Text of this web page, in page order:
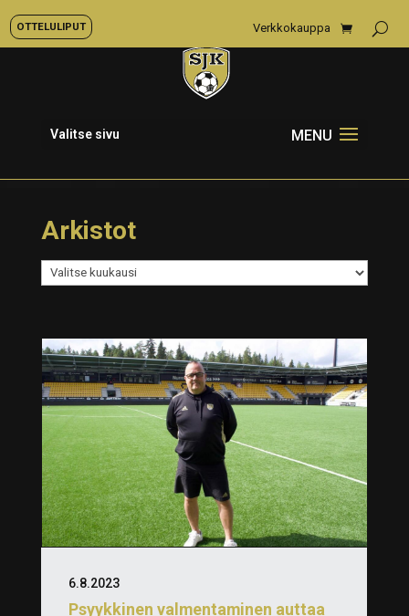
OTTELULIPUT Verkkokauppa
Valitse sivu
Arkistot
Arkistot
Psyykkinen valmentaminen auttaa
6.8.2023